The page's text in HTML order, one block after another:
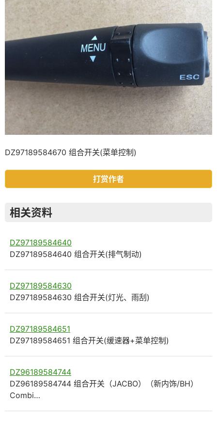
DZ97189584670 组合开关(菜单控制)
打赏作者
相关资料
DZ97189584640
DZ97189584640 组合开关(排气制动)
DZ97189584630
DZ97189584630 组合开关(灯光、雨刮)
DZ97189584651
DZ97189584651 组合开关(缓速器+菜单控制)
DZ96189584744
DZ96189584744 组合开关（JACBO）（新内饰/BH）
Combi…